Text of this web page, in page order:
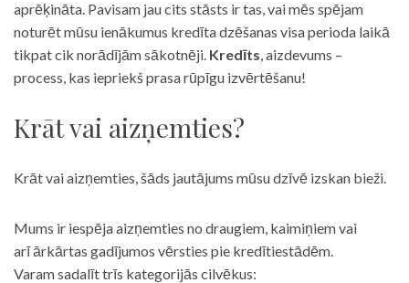
aprēķināta. Pavisam jau cits stāsts ir tas, vai mēs spējam
noturēt mūsu ienākumus kredīta dzēšanas visa perioda laikā
tikpat cik norādījām sākotnēji. Kredīts, aizdevums –
process, kas iepriekš prasa rūpīgu izvērtēšanu!
Krāt vai aizņemties?
Krāt vai aizņemties, šāds jautājums mūsu dzīvē izskan bieži.
Mums ir iespēja aizņemties no draugiem, kaimiņiem vai
arī ārkārtas gadījumos vērsties pie kredītiestādēm.
Varam sadalīt trīs kategorijās cilvēkus: